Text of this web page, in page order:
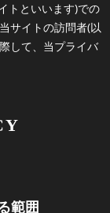
トといいます)での
サイトの訪問者(以
して、当プライバ
範囲